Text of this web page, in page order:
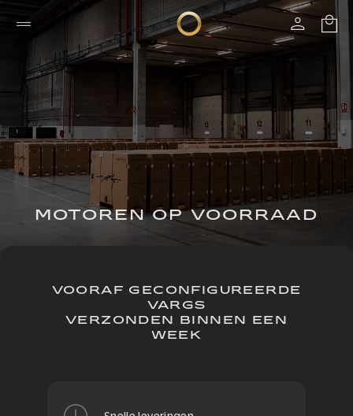
MOTOREN OP VOORRAAD
VOORAF GECONFIGUREERDE
VARGS
VERZONDEN BINNEN EEN
WEEK